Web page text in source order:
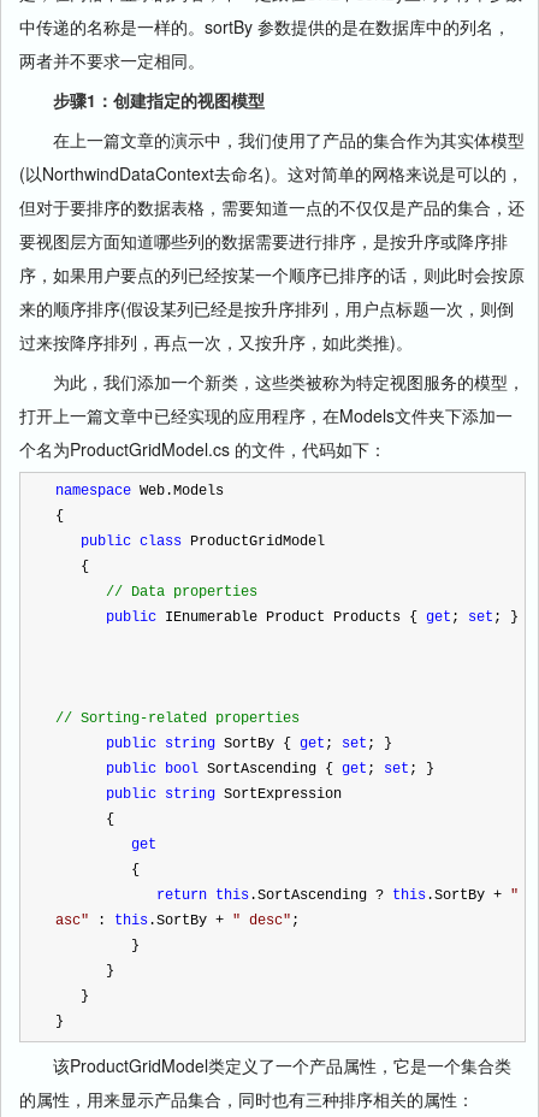
中传递的名称是一样的。sortBy 参数提供的是在数据库中的列名，
两者并不要求一定相同。
步骤1：创建指定的视图模型
在上一篇文章的演示中，我们使用了产品的集合作为其实体模型
(以NorthwindDataContext去命名)。这对简单的网格来说是可以的，
但对于要排序的数据表格，需要知道一点的不仅仅是产品的集合，还
要视图层方面知道哪些列的数据需要进行排序，是按升序或降序排
序，如果用户要点的列已经按某一个顺序已排序的话，则此时会按原
来的顺序排序(假设某列已经是按升序排列，用户点标题一次，则倒
过来按降序排列，再点一次，又按升序，如此类推)。
为此，我们添加一个新类，这些类被称为特定视图服务的模型，
打开上一篇文章中已经实现的应用程序，在Models文件夹下添加一
个名为ProductGridModel.cs 的文件，代码如下：
namespace Web.Models
{
public class ProductGridModel
   {
// Data properties
public IEnumerable Product Products { get ; set ; }
// Sorting-related properties
public string SortBy { get ; set ; }
public bool SortAscending { get ; set ; }
public string SortExpression
      {
get
         {
return this.SortAscending ? this.SortBy + "
asc" : this.SortBy + " desc" ;
         }
      }
   }
}
该ProductGridModel类定义了一个产品属性，它是一个集合类
的属性，用来显示产品集合，同时也有三种排序相关的属性：